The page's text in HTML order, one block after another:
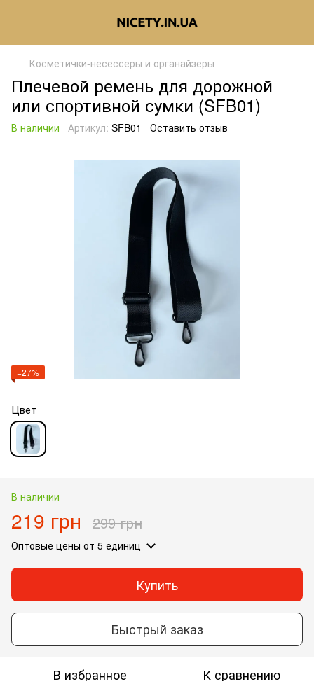
Косметички-несессеры и органайзеры
Плечевой ремень для дорожной
или спортивной сумки (SFB01)
В наличии Артикул: SFB01 Оставить отзыв
−27%
Цвет
В наличии
219 грн 299 грн
Оптовые цены от 5 единиц
Купить
Быстрый заказ
В избранное К сравнению